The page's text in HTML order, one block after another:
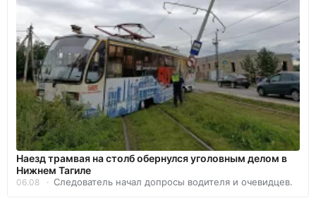
Наезд трамвая на столб обернулся уголовным делом в
Нижнем Тагиле
06.08 Следователь начал допросы водителя и очевидцев.